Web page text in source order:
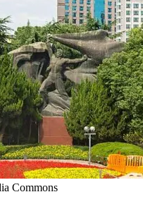
Commons